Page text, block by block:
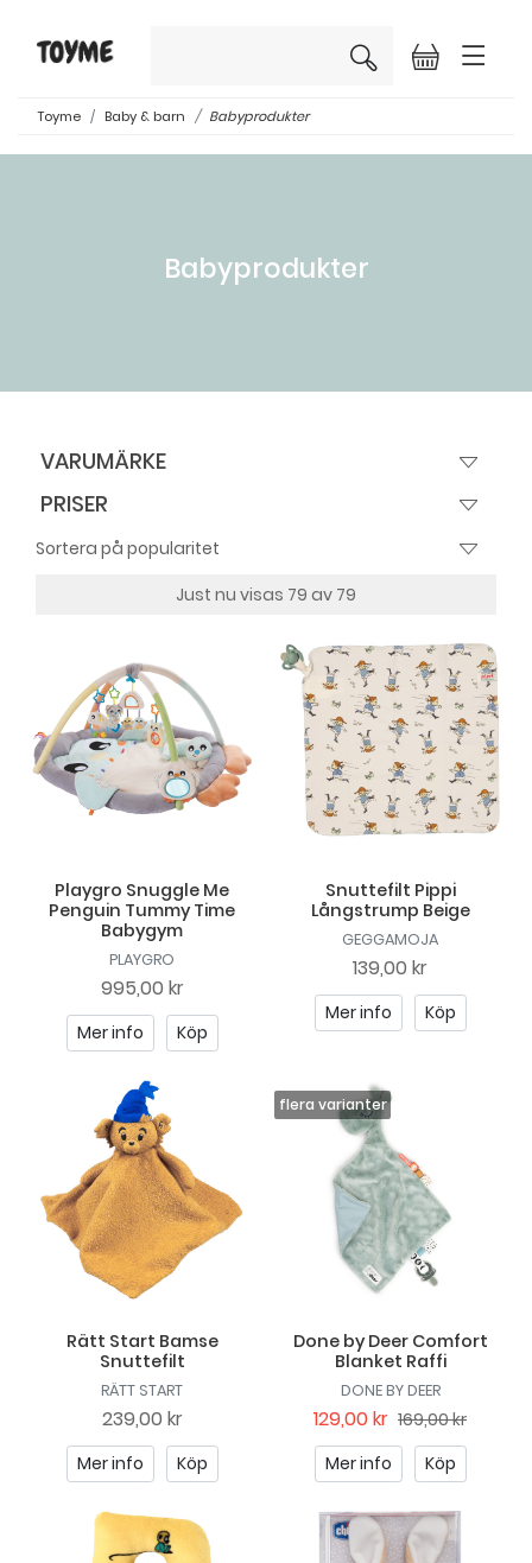
×
Toyme Baby & barn Babyprodukter
Babyprodukter
VARUMÄRKE
PRISER
Just nu visas 79 av 79
Playgro Snuggle Me
Penguin Tummy Time
Babygym
PLAYGRO
995,00 kr
Mer info Köp
Snuttefilt Pippi
Långstrump Beige
GEGGAMOJA
139,00 kr
Mer info Köp
Rätt Start Bamse
Snuttefilt
RÄTT START
239,00 kr
Mer info Köp
Done by Deer Comfort
Blanket Raffi
DONE BY DEER
129,00 kr 169,00 kr
Mer info
Köp